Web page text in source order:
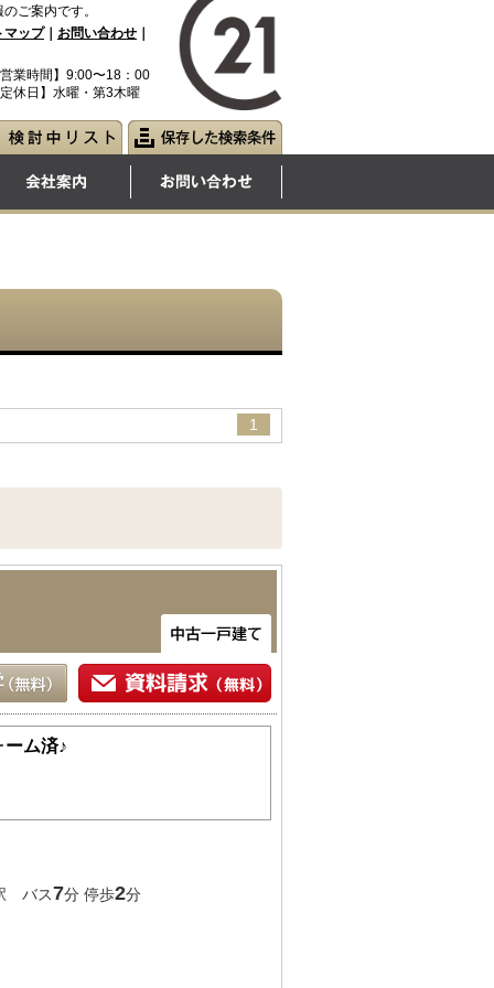
ご案内です。
マップ｜ お問い合わせ
業時間】9:00〜18：00
休日】水曜・第3木曜
1
ム済♪
バス7分 停歩2分